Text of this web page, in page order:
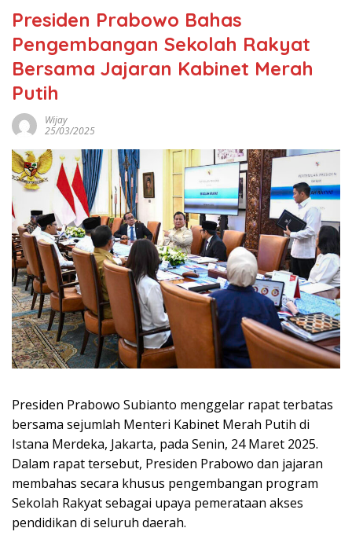
Presiden Prabowo Bahas
Pengembangan Sekolah Rakyat
Bersama Jajaran Kabinet Merah
Putih
Wijay
25/03/2025
Presiden Prabowo Subianto menggelar rapat terbatas
bersama sejumlah Menteri Kabinet Merah Putih di
Istana Merdeka, Jakarta, pada Senin, 24 Maret 2025.
Dalam rapat tersebut, Presiden Prabowo dan jajaran
membahas secara khusus pengembangan program
Sekolah Rakyat sebagai upaya pemerataan akses
pendidikan di seluruh daerah.